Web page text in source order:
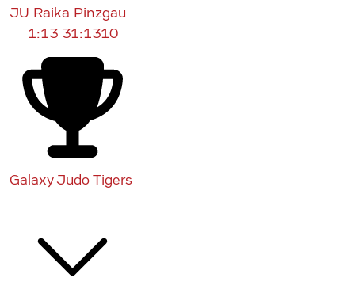
JU Raika Pinzgau
1:13 31:1310
Galaxy Judo Tigers